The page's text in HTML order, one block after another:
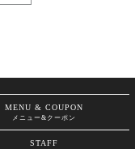
MENU & COUPON
メニュー&クーポン
STAFF